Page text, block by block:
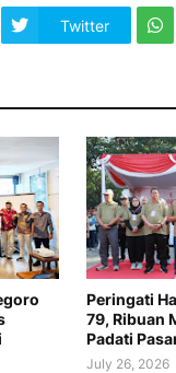
Twitter
Peringati
79, Ribuan
Padati
July 26, 2026